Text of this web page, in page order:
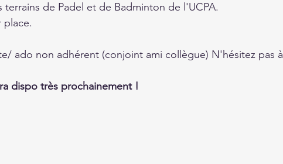
terrains de Padel et de Badminton de l'UCPA.
place.
ado non adhérent (conjoint ami collègue) N'hésitez pas à
dispo très prochainement !